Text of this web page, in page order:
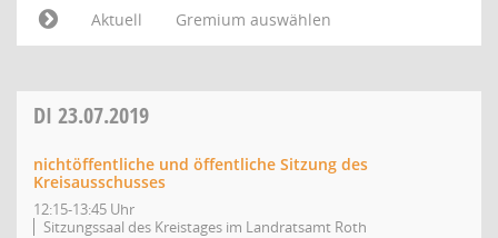
Aktuell
Gremium auswählen
DI 23.07.2019
nichtöffentliche und öffentliche Sitzung des
Kreisausschusses
12:15-13:45 Uhr
Sitzungssaal des Kreistages im Landratsamt Roth